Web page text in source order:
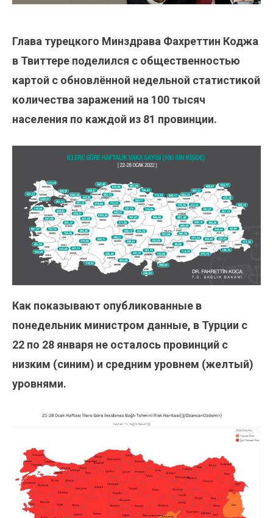
Глава турецкого Минздрава Фахреттин Коджа
в Твиттере поделился с общественностью
картой с обновлённой недельной статистикой
количества заражений на 100 тысяч
населения по каждой из 81 провинции.
Как показывают опубликованные в
понедельник министром данные, в Турции с
22 по 28 января не осталось провинций с
низким (синим) и средним уровнем (желтый)
уровнями.